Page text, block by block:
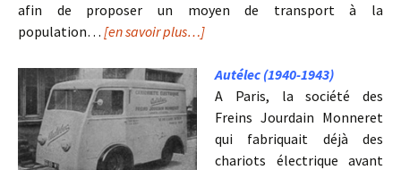
afin de proposer un moyen de transport à la
population… [en savoir plus…]
Autélec (1940-1943)
A Paris, la société des
Freins Jourdain Monneret
qui fabriquait déjà des
chariots électrique avant